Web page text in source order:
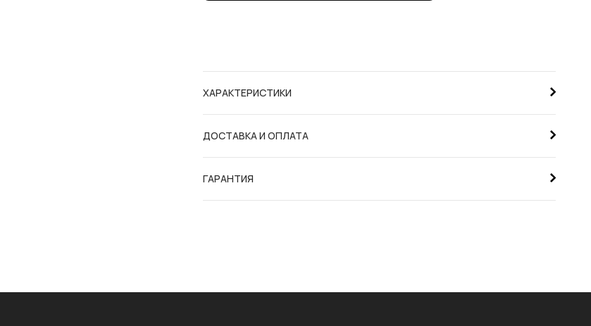
ХАРАКТЕРИСТИКИ
ДОСТАВКА И ОПЛАТА
ГАРАНТИЯ